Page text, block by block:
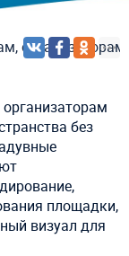
без
площадки,
визуал для